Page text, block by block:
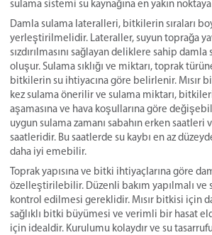
sulama sistemi su kaynağına en yakın
Damla sulama lateralleri, bitkilerin sıraları
yerleştirilmelidir. Lateraller, suyun toprağa
sızdırılmasını sağlayan deliklere sahip
oluşur. Sulama sıklığı ve miktarı, toprak
bitkilerin su ihtiyacına göre belirlenir. Mısır
kez sulama önerilir ve sulama miktarı,
aşamasına ve hava koşullarına göre
uygun sulama zamanı sabahın erken saatleri
saatleridir. Bu saatlerde su kaybı en az
daha iyi emebilir.
Toprak yapısına ve bitki ihtiyaçlarına göre
özelleştirilebilir. Düzenli bakım yapılmalı ve
kontrol edilmesi gereklidir. Mısır bitkisi için
sağlıklı bitki büyümesi ve verimli bir hasat
için idealdir. Kurulumu kolaydır ve su